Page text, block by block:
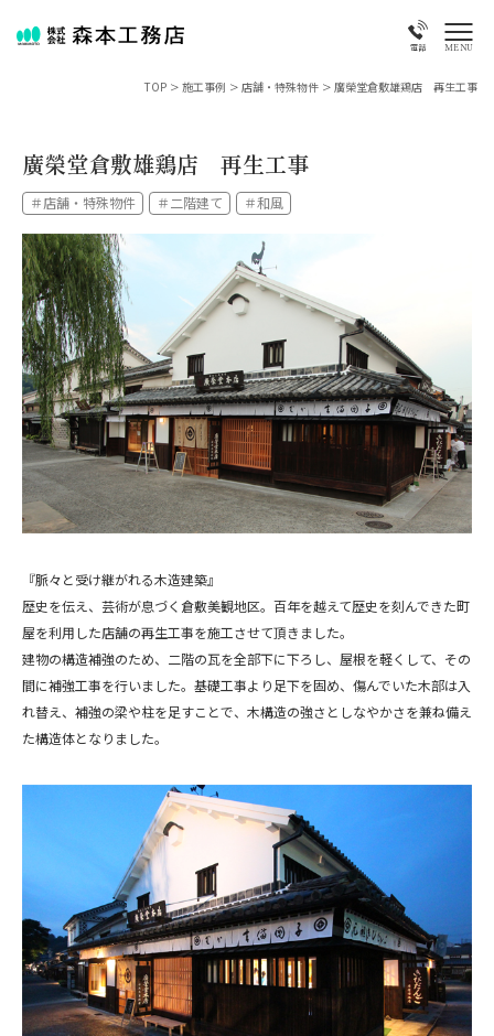
電話 MENU
TOP > 施工事例 > 店舗・特殊物件 > 廣榮堂倉敷雄鶏店 再生工事
廣榮堂倉敷雄鶏店 再生工事
＃店舗・特殊物件 ＃二階建て ＃和風
『脈々と受け継がれる木造建築』
歴史を伝え、芸術が息づく倉敷美観地区。百年を越えて歴史を刻んできた町
屋を利用した店舗の再生工事を施工させて頂きました。
建物の構造補強のため、二階の瓦を全部下に下ろし、屋根を軽くして、その
間に補強工事を行いました。基礎工事より足下を固め、傷んでいた木部は入
れ替え、補強の梁や柱を足すことで、木構造の強さとしなやかさを兼ね備え
た構造体となりました。